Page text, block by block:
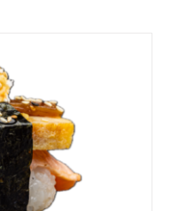
SZCZEGÓŁY